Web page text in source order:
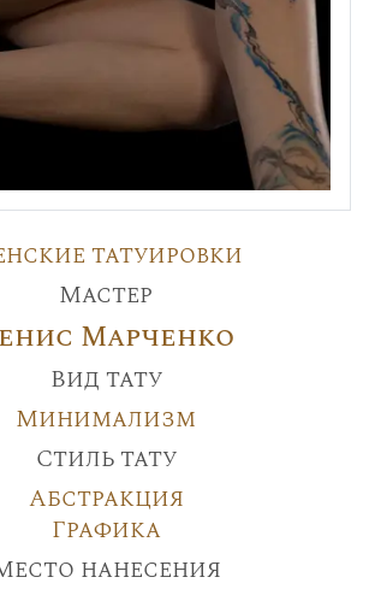
татуировки
Мастер
Марченко
Вид тату
Минимализм
Стиль тату
Абстракция
Графика
нанесения